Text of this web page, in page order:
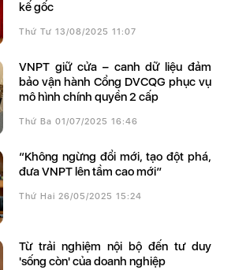
kế gốc
Thứ Tư 13/08/2025 11:07
VNPT giữ cửa – canh dữ liệu đảm
bảo vận hành Cổng DVCQG phục vụ
mô hình chính quyền 2 cấp
Thứ Ba 01/07/2025 16:46
“Không ngừng đổi mới, tạo đột phá,
đưa VNPT lên tầm cao mới”
Thứ Hai 26/05/2025 15:24
Từ trải nghiệm nội bộ đến tư duy
'sống còn' của doanh nghiệp